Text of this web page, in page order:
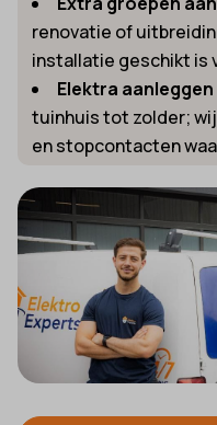
renovatie of
installatie geschikt is
Elektra
tuinhuis tot zolder;
en stopcontacten